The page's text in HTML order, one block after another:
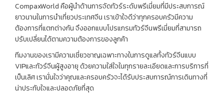
CompaxWorld คือผู้นำด้านการจัดทัวร์ระดับพรีเมี่ยมที่มีประสบการณ์
ยาวนานในการนำเที่ยวประเทศจีน เราเข้าใจดีว่าทุกครอบครัวมีความ
ต้องการที่แตกต่างกัน จึงออกแบบโปรแกรมทัวร์จีนพรีเมี่ยมที่สามารถ
ปรับเปลี่ยนได้ตามความต้องการของลูกค้า
ทีมงานของเรามีความเชี่ยวชาญเฉพาะทางในการดูแลทั้งทัวร์จีนแบบ
VIPและทัวร์จีนผู้สูงอายุ ด้วยความใส่ใจในทุกรายละเอียดและการบริการที่
เป็นเลิศ เรามั่นใจว่าคุณและครอบครัวจะได้รับประสบการณ์การเดินทางที่
น่าประทับใจและปลอดภัยที่สุด